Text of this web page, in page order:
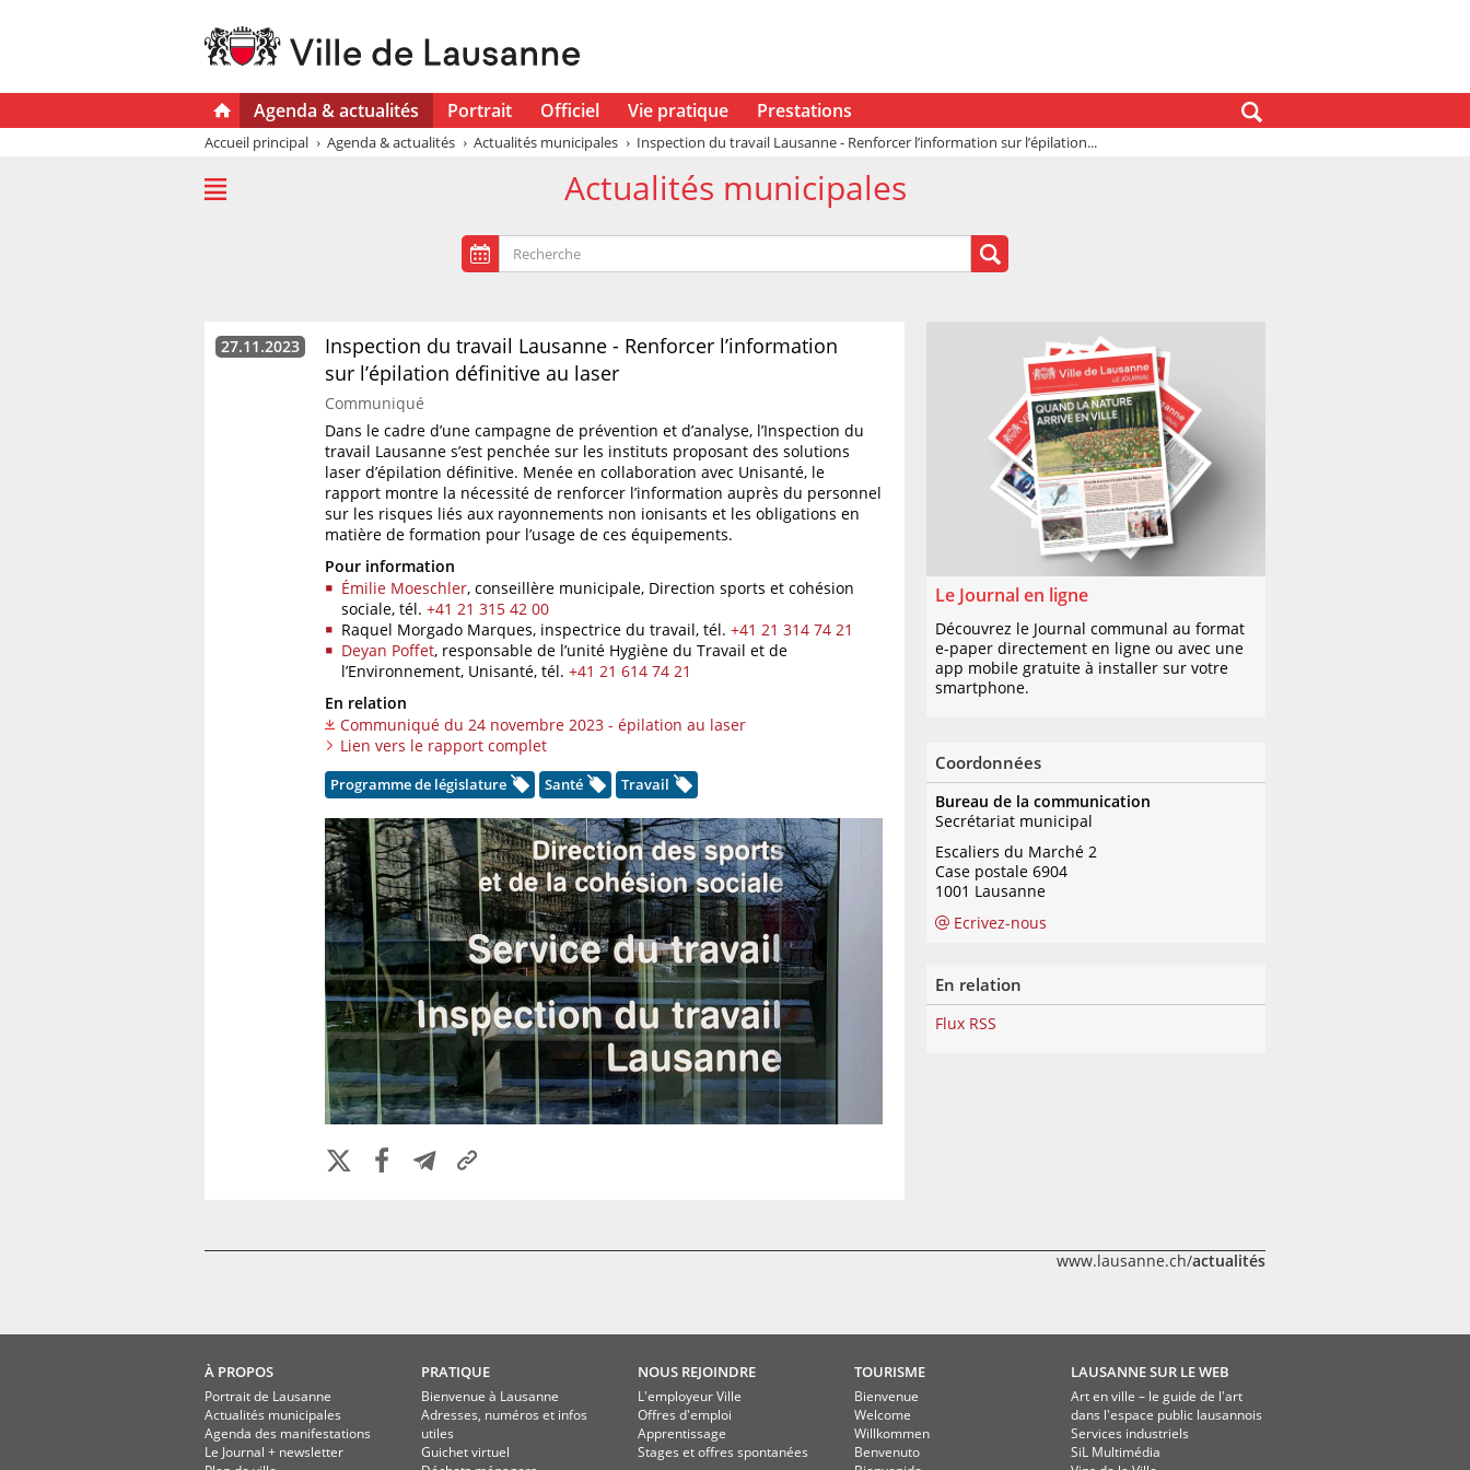
Agenda & actualités Portrait Officiel Vie pratique Prestations
Accueil principal Agenda & actualités Actualités municipales Inspection du travail Lausanne - Renforcer l’information sur l’épilation...
Actualités municipales
27.11.2023
Inspection du travail Lausanne - Renforcer l’information
sur l’épilation définitive au laser
Communiqué
Dans le cadre d’une campagne de prévention et d’analyse, l’Inspection du
travail Lausanne s’est penchée sur les instituts proposant des solutions
laser d’épilation définitive. Menée en collaboration avec Unisanté, le
rapport montre la nécessité de renforcer l’information auprès du personnel
sur les risques liés aux rayonnements non ionisants et les obligations en
matière de formation pour l’usage de ces équipements.
Pour information
Émilie Moeschler, conseillère municipale, Direction sports et cohésion
sociale, tél. +41 21 315 42 00
Raquel Morgado Marques, inspectrice du travail, tél. +41 21 314 74 21
Deyan Poffet, responsable de l’unité Hygiène du Travail et de
l’Environnement, Unisanté, tél. +41 21 614 74 21
En relation
Communiqué du 24 novembre 2023 - épilation au laser
Lien vers le rapport complet
Programme de législature Santé Travail
Le Journal en ligne
Découvrez le Journal communal au format
e-paper directement en ligne ou avec une
app mobile gratuite à installer sur votre
smartphone.
Coordonnées
Bureau de la communication
Secrétariat municipal
Escaliers du Marché 2
Case postale 6904
1001 Lausanne
Ecrivez-nous
En relation
Flux RSS
www.lausanne.ch/actualités
À PROPOS
Portrait de Lausanne
Actualités municipales
Agenda des manifestations
Le Journal + newsletter
PRATIQUE
Bienvenue à Lausanne
Adresses, numéros et infos
utiles
Guichet virtuel
NOUS REJOINDRE
L'employeur Ville
Offres d'emploi
Apprentissage
Stages et offres spontanées
TOURISME
Bienvenue
Welcome
Willkommen
Benvenuto
LAUSANNE SUR LE WEB
Art en ville – le guide de l'art
dans l'espace public lausannois
Services industriels
SiL Multimédia